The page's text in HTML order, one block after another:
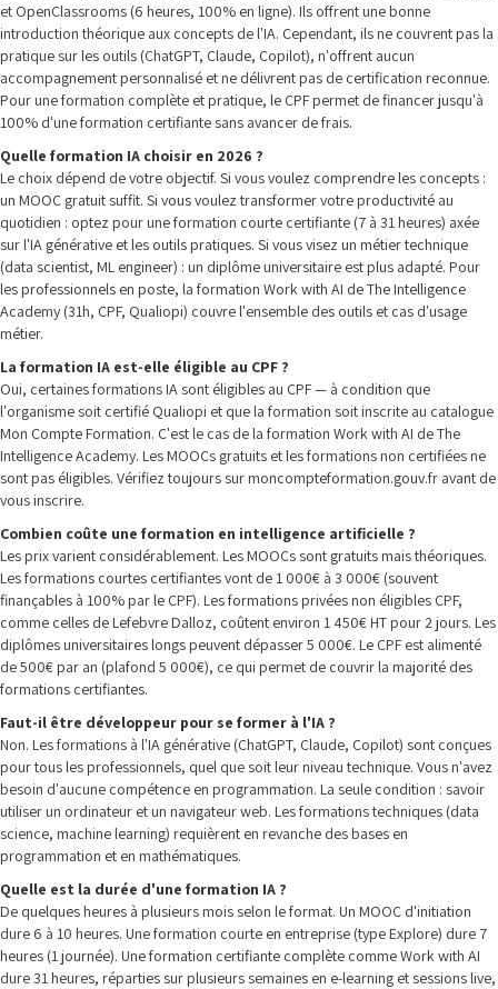
et OpenClassrooms (6 heures, 100% en ligne). Ils offrent une bonne
introduction théorique aux concepts de l'IA. Cependant, ils ne couvrent pas la
pratique sur les outils (ChatGPT, Claude, Copilot), n'offrent aucun
accompagnement personnalisé et ne délivrent pas de certification reconnue.
Pour une formation complète et pratique, le CPF permet de financer jusqu'à
100% d'une formation certifiante sans avancer de frais.
Quelle formation IA choisir en 2026 ?
Le choix dépend de votre objectif. Si vous voulez comprendre les concepts :
un MOOC gratuit suffit. Si vous voulez transformer votre productivité au
quotidien : optez pour une formation courte certifiante (7 à 31 heures) axée
sur l'IA générative et les outils pratiques. Si vous visez un métier technique
(data scientist, ML engineer) : un diplôme universitaire est plus adapté. Pour
les professionnels en poste, la formation Work with AI de The Intelligence
Academy (31h, CPF, Qualiopi) couvre l'ensemble des outils et cas d'usage
métier.
La formation IA est-elle éligible au CPF ?
Oui, certaines formations IA sont éligibles au CPF — à condition que
l'organisme soit certifié Qualiopi et que la formation soit inscrite au catalogue
Mon Compte Formation. C'est le cas de la formation Work with AI de The
Intelligence Academy. Les MOOCs gratuits et les formations non certifiées ne
sont pas éligibles. Vérifiez toujours sur moncompteformation.gouv.fr avant de
vous inscrire.
Combien coûte une formation en intelligence artificielle ?
Les prix varient considérablement. Les MOOCs sont gratuits mais théoriques.
Les formations courtes certifiantes vont de 1 000€ à 3 000€ (souvent
finançables à 100% par le CPF). Les formations privées non éligibles CPF,
comme celles de Lefebvre Dalloz, coûtent environ 1 450€ HT pour 2 jours. Les
diplômes universitaires longs peuvent dépasser 5 000€. Le CPF est alimenté
de 500€ par an (plafond 5 000€), ce qui permet de couvrir la majorité des
formations certifiantes.
Faut-il être développeur pour se former à l'IA ?
Non. Les formations à l'IA générative (ChatGPT, Claude, Copilot) sont conçues
pour tous les professionnels, quel que soit leur niveau technique. Vous n'avez
besoin d'aucune compétence en programmation. La seule condition : savoir
utiliser un ordinateur et un navigateur web. Les formations techniques (data
science, machine learning) requièrent en revanche des bases en
programmation et en mathématiques.
Quelle est la durée d'une formation IA ?
De quelques heures à plusieurs mois selon le format. Un MOOC d'initiation
dure 6 à 10 heures. Une formation courte en entreprise (type Explore) dure 7
heures (1 journée). Une formation certifiante complète comme Work with AI
dure 31 heures, réparties sur plusieurs semaines en e-learning et sessions live,